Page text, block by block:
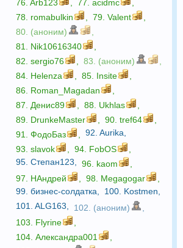
76. Arb123 77. acidmc
78. romabulkin 79. Valent
80. (аноним)
81. Nik10616340
82. sergio76 83. (аноним)
84. Helenza 85. Insite
86. Roman_Magadan
87. Денис89 88. Ukhlas
89. DrunkeMaster 90. tref64
91. ФодоБаз 92. Aurika
93. slavok 94. FobOS
95. Степан123 96. kaom
97. НАндрей 98. Megagogar
99. бизнес-солдатка 100. Kostmen
101. ALG163 102. (аноним)
103. Flyrine
104. Александра001